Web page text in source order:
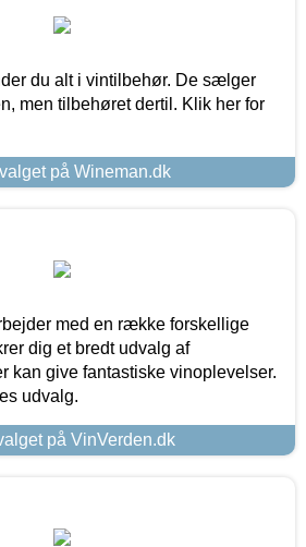
du alt i vintilbehør. De sælger
men tilbehøret dertil. Klik her for
på Wineman.dk
med en række forskellige
dig et bredt udvalg af
kan give fantastiske vinoplevelser.
udvalg.
på VinVerden.dk